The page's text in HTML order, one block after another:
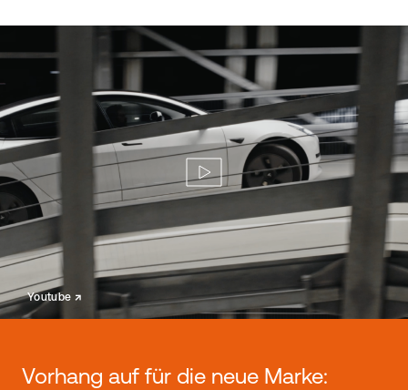
Vorhang auf für die neue Marke:
Youtube ↗